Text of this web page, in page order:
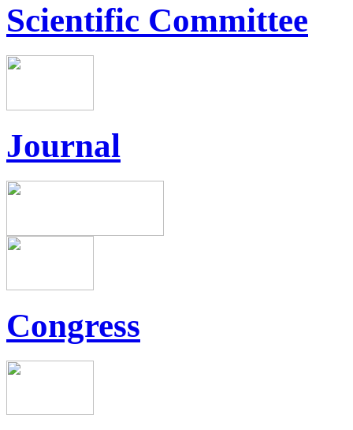
Scientific Committee
Journal
Congress